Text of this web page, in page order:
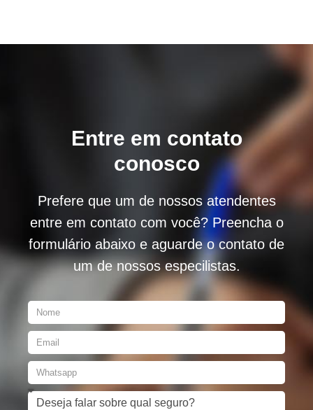
Entre em contato
conosco
Prefere que um de nossos atendentes
entre em contato com você? Preencha o
formulário abaixo e aguarde o contato de
um de nossos especilistas.